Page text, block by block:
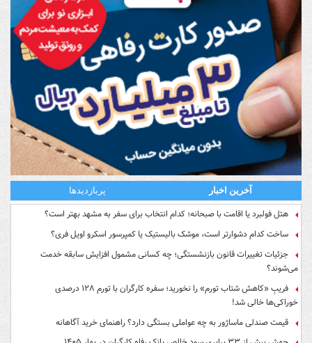
آخرین اخبار پربازدیدها
هتل فولبرد یا اقامت با صبحانه؛ کدام انتخاب برای سفر به مشهد بهتر است؟
ساخت کدام دشوارتر است، موشک بالیستیک یا کمپرسور اسکرو اویل فری؟
جزئیات تغییرات قانون بازنشستگی؛ چه کسانی مشمول افزایش سابقه خدمت
می‌شوند؟
فریبِ «کاهش شتاب تورم» را نخورید؛ سفره کارگران با تورم ۱۲۸ درصدی
خوراکی‌ها خالی شد!
قیمت صندلی ماساژور به چه عواملی بستگی دارد؟ راهنمای خرید آگاهانه